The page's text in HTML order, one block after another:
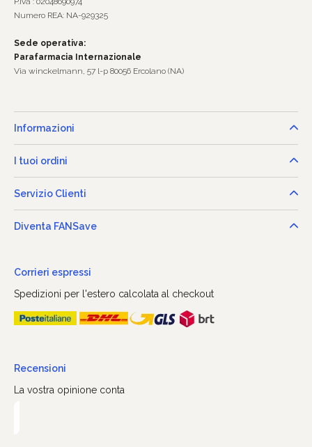
Numero REA: NA-929325
Sede operativa:
Parafarmacia Internazionale
Via winckelmann, 57 l-p 80056 Ercolano (NA)
Informazioni
I tuoi ordini
Servizio Clienti
Diventa FANSave
Corrieri espressi
Spedizioni per l'estero calcolata al checkout
Recensioni
La vostra opinione conta